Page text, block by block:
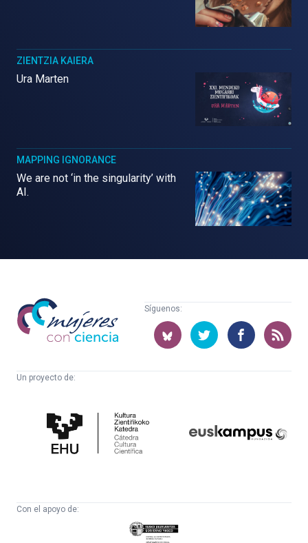
ZIENTZIA KAIERA
Ura Marten
MAPPING IGNORANCE
We are not ‘in the singularity’ with
AI.
Mujeres
con
ciencia
Síguenos:
Un proyecto de:
Cultura
Científica
Con el apoyo de:
Eusko